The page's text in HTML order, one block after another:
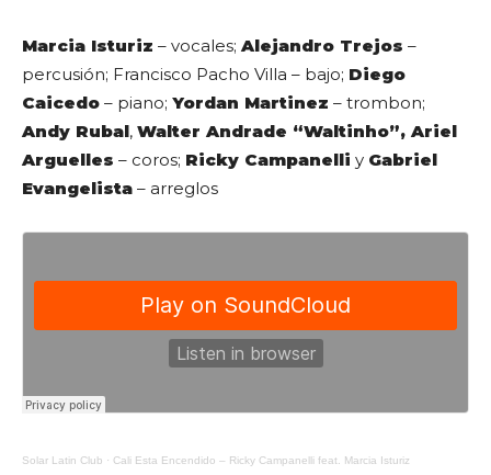
Marcia Isturiz – vocales; Alejandro Trejos –
percusión; Francisco Pacho Villa – bajo; Diego
Caicedo – piano; Yordan Martinez – trombon;
Andy Rubal, Walter Andrade “Waltinho”, Ariel
Arguelles – coros; Ricky Campanelli y Gabriel
Evangelista – arreglos
Solar Latin Club · Cali Esta Encendido – Ricky Campanelli feat. Marcia Isturiz